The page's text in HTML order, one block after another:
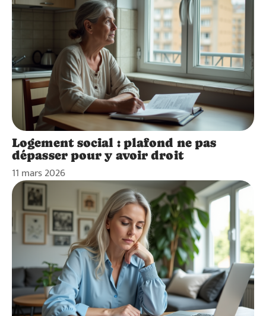
Logement social : plafond ne pas
dépasser pour y avoir droit
11 mars 2026